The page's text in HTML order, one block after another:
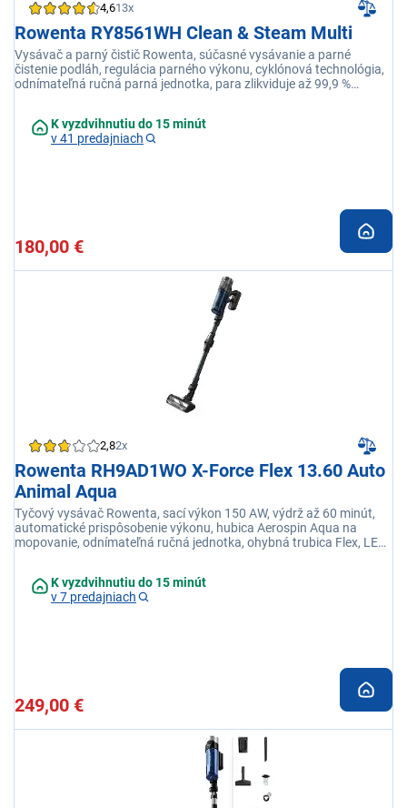
4,613x
Rowenta RY8561WH Clean & Steam Multi
Vysávač a parný čistič Rowenta, súčasné vysávanie a parné
čistenie podláh, regulácia parného výkonu, cyklónová technológia,
odnímateľná ručná parná jednotka, para zlikviduje až 99,9 %
K vyzdvihnutiu do 15 minút
v 41 predajniach
180,00 €
2,82x
Rowenta RH9AD1WO X-Force Flex 13.60 Auto
Animal Aqua
Tyčový vysávač Rowenta, sací výkon 150 AW, výdrž až 60 minút,
automatické prispôsobenie výkonu, hubica Aerospin Aqua na
mopovanie, odnímateľná ručná jednotka, ohybná trubica Flex, LED
filtrácia ,9%, výdrž batérie 1 hod., objem: 0,65 l, hlučnosť 84
dB, výkon 150 AW, nástavec Aerospin s mopmi
K vyzdvihnutiu do 15 minút
v 7 predajniach
249,00 €